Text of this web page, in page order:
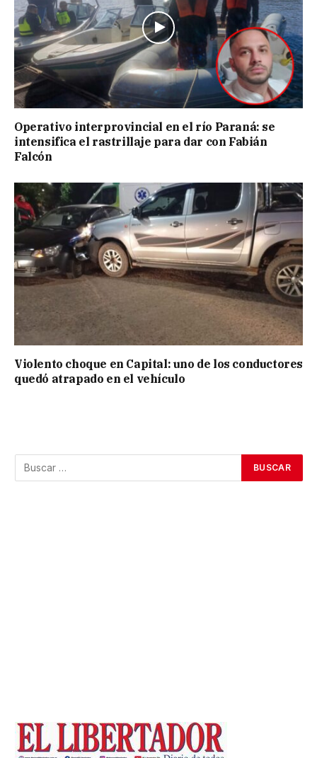
Operativo interprovincial en el río Paraná: se
intensifica el rastrillaje para dar con Fabián
Falcón
Violento choque en Capital: uno de los conductores
quedó atrapado en el vehículo